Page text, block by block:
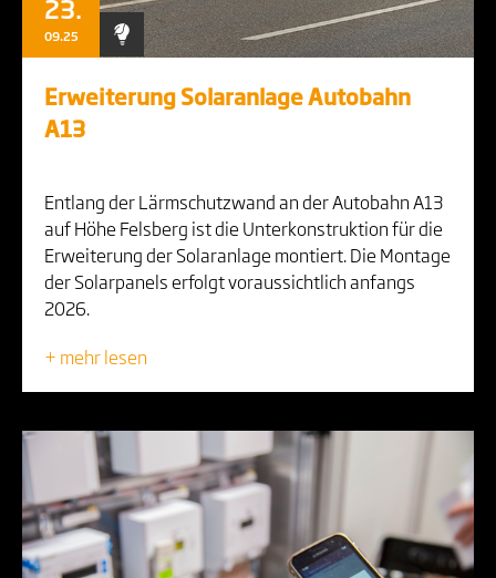
23.
09.25
Erweiterung Solaranlage Autobahn
A13
Entlang der Lärmschutzwand an der Autobahn A13
auf Höhe Felsberg ist die Unterkonstruktion für die
Erweiterung der Solaranlage montiert. Die Montage
der Solarpanels erfolgt voraussichtlich anfangs
2026.
+ mehr lesen